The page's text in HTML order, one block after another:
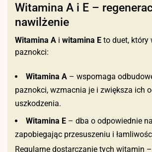
Witamina A i E –
nawilżenie
Witamina A i witamina E to duet, który
paznokci:
Witamina A – wspomaga
paznokci, wzmacnia je i zwiększa ich
uszkodzenia.
Witamina E – dba o odpowiednie
zapobiegając przesuszeniu i
Regularne dostarczanie tych witamin